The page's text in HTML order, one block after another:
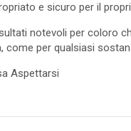
e sicuro per il
notevoli per coloro
per qualsiasi